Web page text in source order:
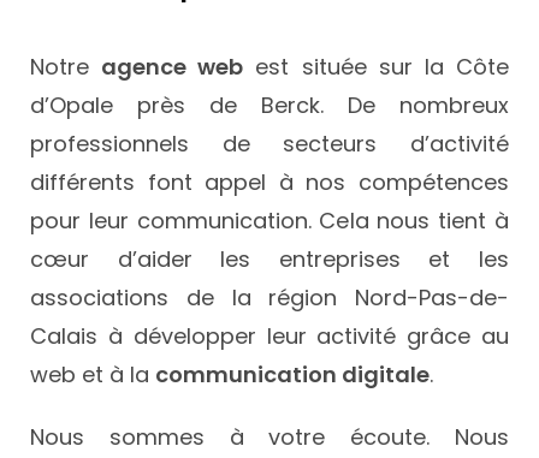
Notre agence web est située sur la Côte
d’Opale près de Berck. De nombreux
professionnels de secteurs d’activité
différents font appel à nos compétences
pour leur communication. Cela nous tient à
cœur d’aider les entreprises et les
associations de la région Nord-Pas-de-
Calais à développer leur activité grâce au
web et à la communication digitale.
Nous sommes à votre écoute. Nous